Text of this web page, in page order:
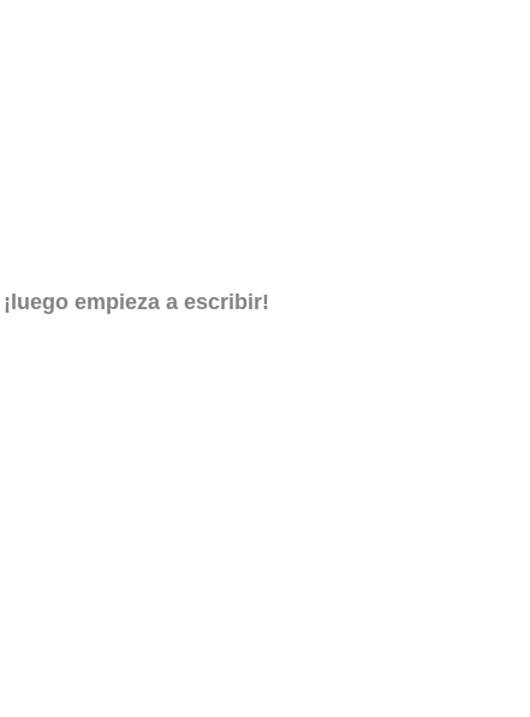
empieza a escribir!